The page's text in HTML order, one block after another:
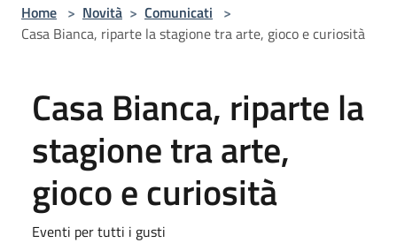
Home > Novità > Comunicati >
Casa Bianca, riparte la stagione tra arte, gioco e curiosità
Casa Bianca, riparte la
stagione tra arte,
gioco e curiosità
Eventi per tutti i gusti